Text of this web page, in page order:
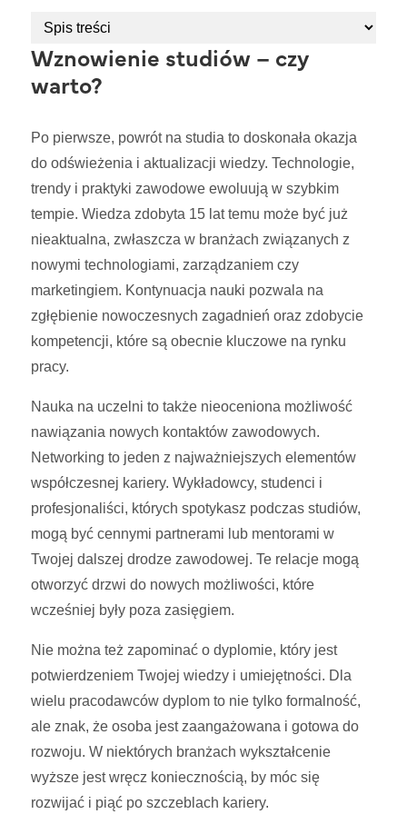
Wznowienie studiów – czy
warto?
Po pierwsze, powrót na studia to doskonała okazja
do odświeżenia i aktualizacji wiedzy. Technologie,
trendy i praktyki zawodowe ewoluują w szybkim
tempie. Wiedza zdobyta 15 lat temu może być już
nieaktualna, zwłaszcza w branżach związanych z
nowymi technologiami, zarządzaniem czy
marketingiem. Kontynuacja nauki pozwala na
zgłębienie nowoczesnych zagadnień oraz zdobycie
kompetencji, które są obecnie kluczowe na rynku
pracy.
Nauka na uczelni to także nieoceniona możliwość
nawiązania nowych kontaktów zawodowych.
Networking to jeden z najważniejszych elementów
współczesnej kariery. Wykładowcy, studenci i
profesjonaliści, których spotykasz podczas studiów,
mogą być cennymi partnerami lub mentorami w
Twojej dalszej drodze zawodowej. Te relacje mogą
otworzyć drzwi do nowych możliwości, które
wcześniej były poza zasięgiem.
Nie można też zapominać o dyplomie, który jest
potwierdzeniem Twojej wiedzy i umiejętności. Dla
wielu pracodawców dyplom to nie tylko formalność,
ale znak, że osoba jest zaangażowana i gotowa do
rozwoju. W niektórych branżach wykształcenie
wyższe jest wręcz koniecznością, by móc się
rozwijać i piąć po szczeblach kariery.